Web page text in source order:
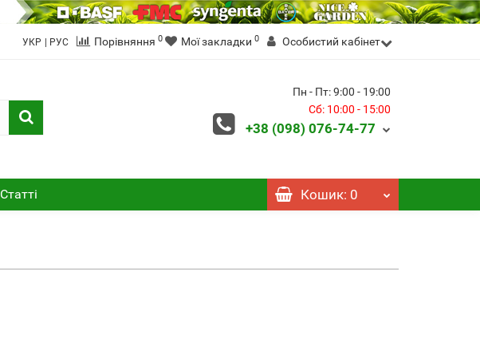
УКР | РУС Порівняння 0 Мої закладки 0 Особистий кабінет
Пн - Пт: 9:00 - 19:00
Сб: 10:00 - 15:00
+38 (098) 076-74-77
Статті Кошик: 0